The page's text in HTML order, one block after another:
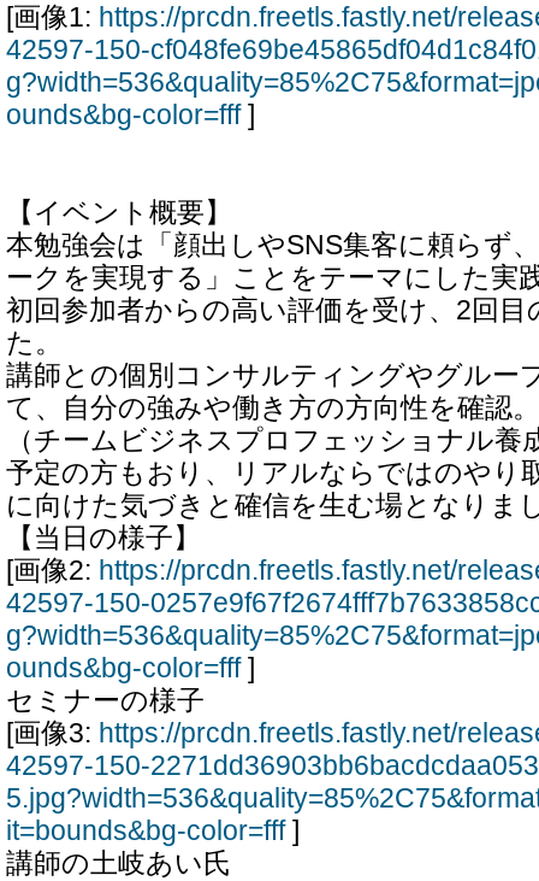
[画像1: https://prcdn.freetls.fastly.net/
42597-150-
ounds&bg-color=fff]
【イベント概要】
本勉強会は「顔出しやSNS集客に頼らず
ークを実現する」ことをテーマにした実
初回参加者からの高い評価を受け、2回
た。
講師との個別コンサルティングやグルー
て、自分の強みや働き方の方向性を確認
（チームビジネスプロフェッショナル養
予定の方もおり、リアルならではのやり
に向けた気づきと確信を生む場となりま
【当日の様子】
[画像2: https://prcdn.freetls.fastly.net/
42597-150-
ounds&bg-color=fff]
セミナーの様子
[画像3: https://prcdn.freetls.fastly.net/
42597-150-
it=bounds&bg-color=fff]
講師の土岐あい氏